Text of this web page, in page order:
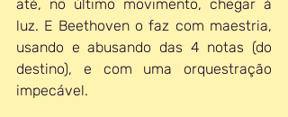
até, no último movimento, chegar à
luz. E Beethoven o faz com maestria,
usando e abusando das 4 notas (do
destino), e com uma orquestração
impecável.